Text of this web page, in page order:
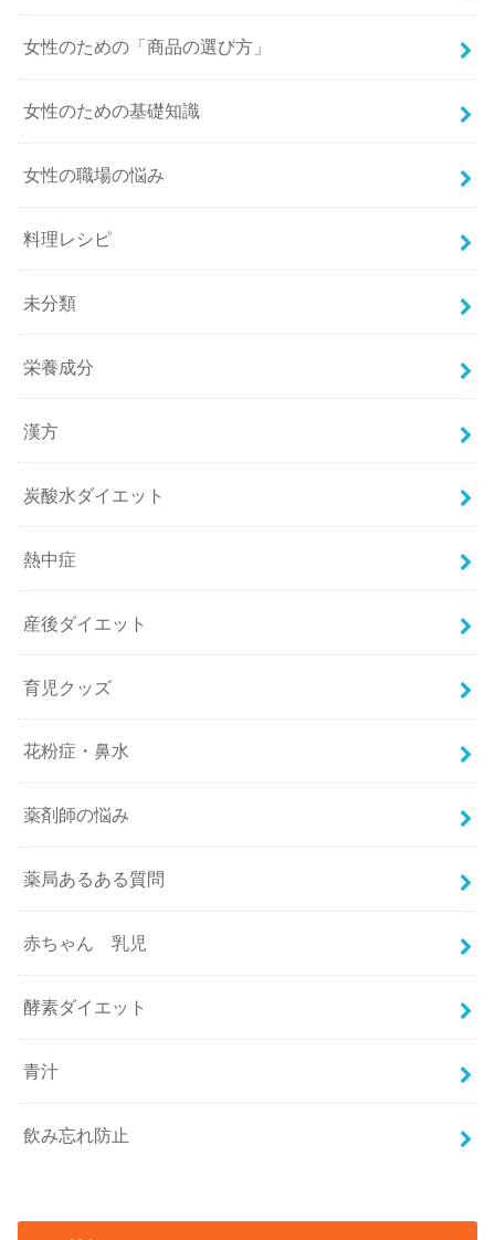
女性のための「商品の選び方」
女性のための基礎知識
女性の職場の悩み
料理レシピ
未分類
栄養成分
漢方
炭酸水ダイエット
熱中症
産後ダイエット
育児クッズ
花粉症・鼻水
薬剤師の悩み
薬局あるある質問
赤ちゃん 乳児
酵素ダイエット
青汁
飲み忘れ防止